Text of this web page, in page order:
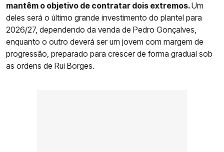
mantêm o objetivo de contratar dois extremos.Um
deles será o último grande investimento do plantel para
2026/27, dependendo da venda de Pedro Gonçalves,
enquanto o outro deverá ser um jovem com margem de
progressão, preparado para crescer de forma gradual sob
as ordens de Rui Borges.